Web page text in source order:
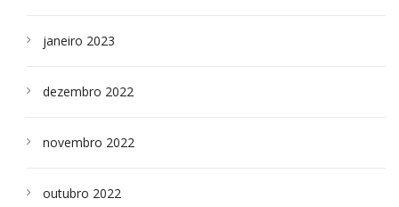
janeiro 2023
dezembro 2022
novembro 2022
outubro 2022